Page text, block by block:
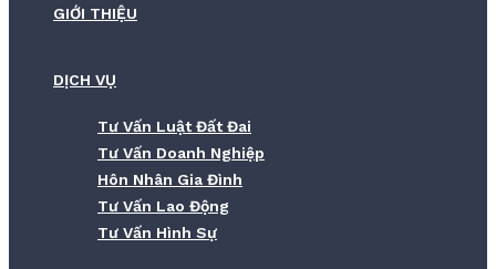
GIỚI THIỆU
DỊCH VỤ
Tư Vấn Luật Đất Đai
Tư Vấn Doanh Nghiệp
Hôn Nhân Gia Đình
Tư Vấn Lao Động
Tư Vấn Hình Sự